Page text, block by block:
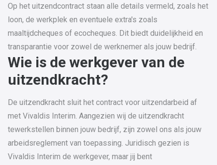
Op het uitzendcontract staan alle details vermeld, zoals het
loon, de werkplek en eventuele extra's zoals
maaltijdcheques of ecocheques. Dit biedt duidelijkheid en
transparantie voor zowel de werknemer als jouw bedrijf.
Wie is de werkgever van de
uitzendkracht?
De uitzendkracht sluit het contract voor uitzendarbeid af
met Vivaldis Interim. Aangezien wij de uitzendkracht
tewerkstellen binnen jouw bedrijf, zijn zowel ons als jouw
arbeidsreglement van toepassing. Juridisch gezien is
Vivaldis Interim de werkgever, maar jij bent